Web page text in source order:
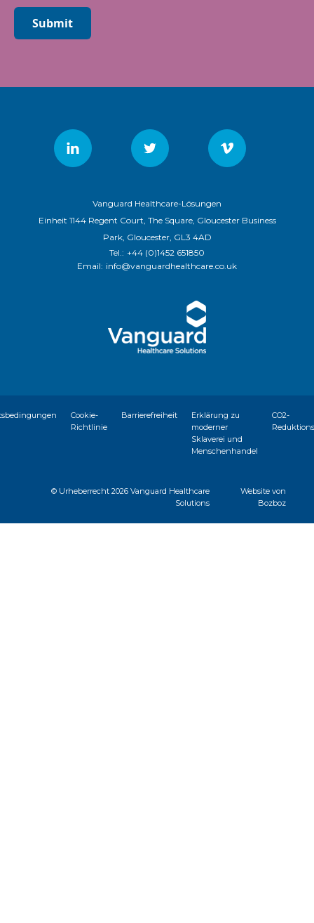
Submit
Vanguard Healthcare-Lösungen
Einheit 1144 Regent Court, The Square, Gloucester Business
Park, Gloucester, GL3 4AD
Tel.: +44 (0)1452 651850
Email: info@vanguardhealthcare.co.uk
Cookie-
Richtlinie
Barrierefreiheit
Erklärung zu
moderner
Sklaverei und
Menschenhandel
CO2-
© Urheberrecht2026 Vanguard Healthcare
Solutions
Website von
Bozboz